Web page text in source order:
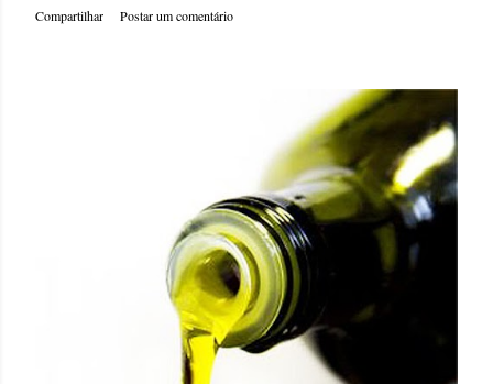
Compartilhar Postar um comentário